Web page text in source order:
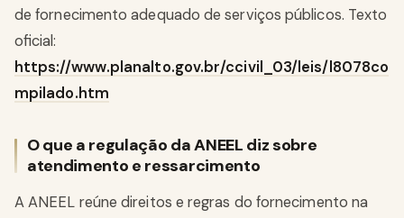
de fornecimento adequado de serviços públicos. Texto
oficial:
https://www.planalto.gov.br/ccivil_03/leis/l8078co
mpilado.htm
O que a regulação da ANEEL diz sobre
atendimento e ressarcimento
A ANEEL reúne direitos e regras do fornecimento na